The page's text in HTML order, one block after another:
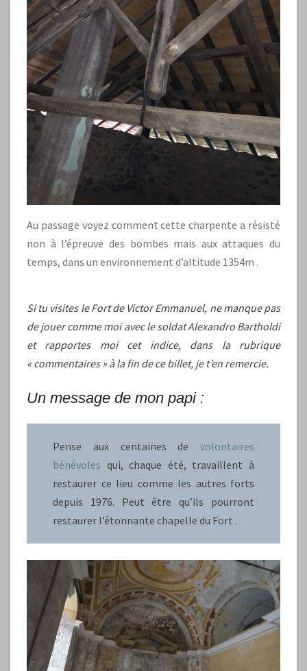
Au passage voyez comment cette charpente a résisté
non à l’épreuve des bombes mais aux attaques du
temps, dans un environnement d’altitude 1354m .
Si tu visites le Fort de Victor Emmanuel, ne manque pas
de jouer comme moi avec le soldat Alexandro Bartholdi
et rapportes moi cet indice, dans la rubrique
« commentaires » à la fin de ce billet, je t’en remercie.
Un message de mon papi :
Pense aux centaines de volontaires
bénévoles qui, chaque été, travaillent à
restaurer ce lieu comme les autres forts
depuis 1976. Peut être qu’ils pourront
restaurer l’étonnante chapelle du Fort .